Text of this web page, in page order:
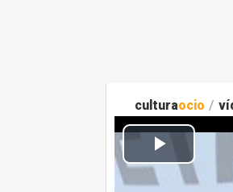
culturaocio /